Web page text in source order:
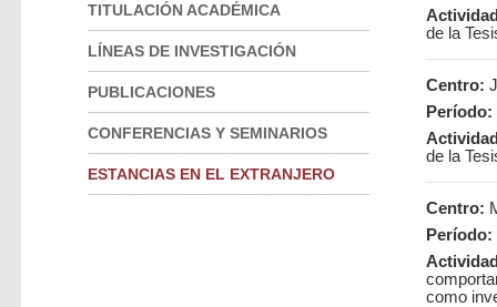
TITULACIÓN ACADÉMICA
LÍNEAS DE INVESTIGACIÓN
PUBLICACIONES
CONFERENCIAS Y SEMINARIOS
ESTANCIAS EN EL EXTRANJERO
de la
Centro:
Período:
de la
Centro:
Período:
como